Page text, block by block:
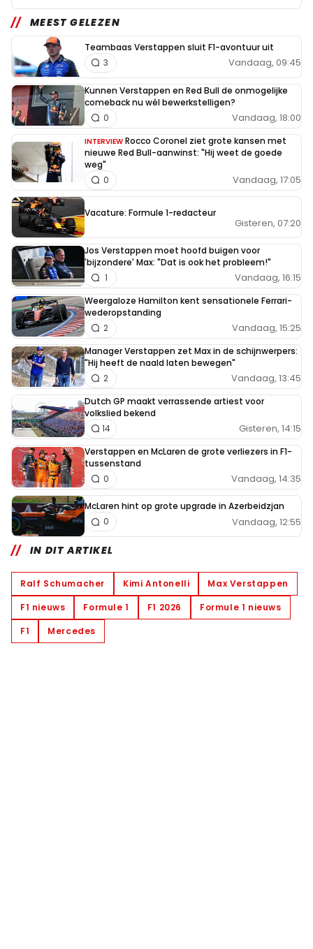
MEEST GELEZEN
Teambaas Verstappen sluit F1-avontuur uit
Vandaag, 09:45
3
Kunnen Verstappen en Red Bull de onmogelijke
comeback nu wél bewerkstelligen?
Vandaag, 18:00
0
INTERVIEW Rocco Coronel ziet grote kansen met
nieuwe Red Bull-aanwinst: "Hij weet de goede
weg"
Vandaag, 17:05
0
Vacature: Formule 1-redacteur
Gisteren, 07:20
Jos Verstappen moet hoofd buigen voor
'bijzondere' Max: "Dat is ook het probleem!"
Vandaag, 16:15
1
Weergaloze Hamilton kent sensationele Ferrari-
wederopstanding
Vandaag, 15:25
2
Manager Verstappen zet Max in de schijnwerpers:
"Hij heeft de naald laten bewegen"
Vandaag, 13:45
2
Dutch GP maakt verrassende artiest voor
volkslied bekend
Gisteren, 14:15
14
Verstappen en McLaren de grote verliezers in F1-
tussenstand
Vandaag, 14:35
0
McLaren hint op grote upgrade in Azerbeidzjan
Vandaag, 12:55
0
IN DIT ARTIKEL
Ralf Schumacher Kimi Antonelli
Max Verstappen
F1 nieuws
Formule 1 F1 2026
Formule 1 nieuws
F1
Mercedes